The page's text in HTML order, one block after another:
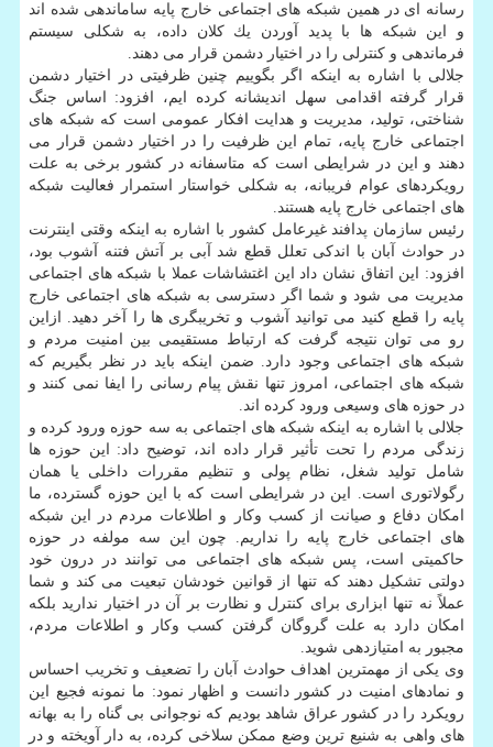
رسانه ای در همین شبكه های اجتماعی خارج پایه ساماندهی شده اند
و این شبكه ها با پدید آوردن یك كلان داده، به شكلی سیستم
فرماندهی و كنترلی را در اختیار دشمن قرار می دهند.
جلالی با اشاره به اینكه اگر بگوییم چنین ظرفیتی در اختیار دشمن
قرار گرفته اقدامی سهل­ اندیشانه كرده ایم، افزود: اساس جنگ
شناختی، تولید، مدیریت و هدایت افكار عمومی است كه شبكه های
اجتماعی خارج پایه، تمام این ظرفیت را در اختیار دشمن قرار می
دهند و این در شرایطی است كه متاسفانه در كشور برخی به علت
رویكردهای عوام فریبانه، به شكلی خواستار استمرار فعالیت شبكه
های اجتماعی خارج پایه هستند.
رئیس سازمان پدافند غیرعامل كشور با اشاره به اینكه وقتی اینترنت
در حوادث آبان با اندكی تعلل قطع شد آبی بر آتش فتنه آشوب بود،
افزود: این اتفاق نشان داد این اغتشاشات عملا با شبكه های اجتماعی
مدیریت می شود و شما اگر دسترسی به شبكه های اجتماعی خارج
پایه را قطع كنید می ‎توانید آشوب و تخریبگری ها را آخر دهید. ازاین
رو می توان نتیجه گرفت كه ارتباط مستقیمی بین امنیت مردم و
شبكه های اجتماعی وجود دارد. ضمن اینكه باید در نظر بگیریم كه
شبكه های اجتماعی، امروز تنها نقش پیام رسانی را ایفا نمی كنند و
در حوزه های وسیعی ورود كرده اند.
جلالی با اشاره به اینكه شبكه های اجتماعی به سه حوزه ورود كرده و
زندگی مردم را تحت تأثیر قرار داده اند، توضیح داد: این حوزه ها
شامل تولید شغل، نظام پولی و تنظیم مقررات داخلی یا همان
رگولاتوری است. این در شرایطی است كه با این حوزه گسترده، ما
امكان دفاع و صیانت از كسب وكار و اطلاعات مردم در این شبكه
های اجتماعی خارج پایه را نداریم. چون این سه مولفه در حوزه
حاكمیتی است، پس شبكه های اجتماعی می توانند در درون خود
دولتی تشكیل دهند كه تنها از قوانین خودشان تبعیت می كند و شما
عملاً نه تنها ابزاری برای كنترل و نظارت بر آن در اختیار ندارید بلكه
امكان دارد به علت گروگان گرفتن كسب وكار و اطلاعات مردم،
مجبور به امتیازدهی شوید.
وی یكی از مهمترین اهداف حوادث آبان را تضعیف و تخریب احساس
و نمادهای امنیت در كشور دانست و اظهار نمود: ما نمونه فجیع این
رویكرد را در كشور عراق شاهد بودیم كه نوجوانی بی گناه را به بهانه
های واهی به شنیع ترین وضع ممكن سلاخی كرده، به دار آویخته و در